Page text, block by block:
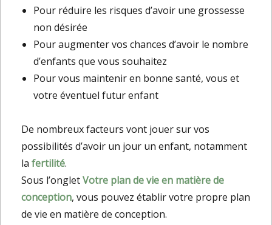
Pour réduire les risques d’avoir une grossesse
non désirée
Pour augmenter vos chances d’avoir le nombre
d’enfants que vous souhaitez
Pour vous maintenir en bonne santé, vous et
votre éventuel futur enfant
De nombreux facteurs vont jouer sur vos
possibilités d’avoir un jour un enfant, notamment
lafertilité.
Sous l’ongletVotre plan de vie en matière de
conception, vous pouvez établir votre propre plan
de vie en matière de conception.